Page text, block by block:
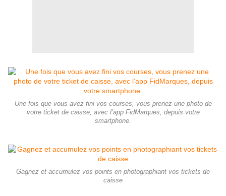
Une fois que vous avez fini vos courses, vous prenez une photo de
votre ticket de caisse, avec l’app FidMarques, depuis votre
smartphone.
Gagnez et accumulez vos points en photographiant vos tickets de
caisse